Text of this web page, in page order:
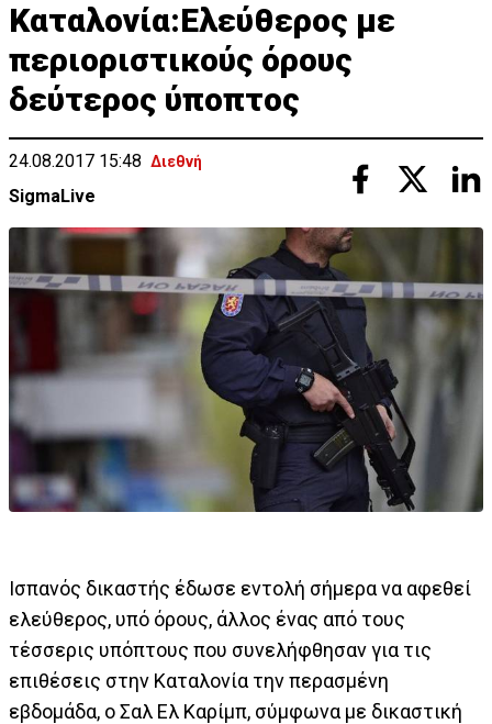
Καταλονία:Ελεύθερος με
περιοριστικούς όρους
δεύτερος ύποπτος
24.08.2017 15:48 Διεθνή
SigmaLive
Ισπανός δικαστής έδωσε εντολή σήμερα να αφεθεί
ελεύθερος, υπό όρους, άλλος ένας από τους
τέσσερις υπόπτους που συνελήφθησαν για τις
επιθέσεις στην Καταλονία την περασμένη
εβδομάδα, ο Σαλ Ελ Καρίμπ, σύμφωνα με δικαστική